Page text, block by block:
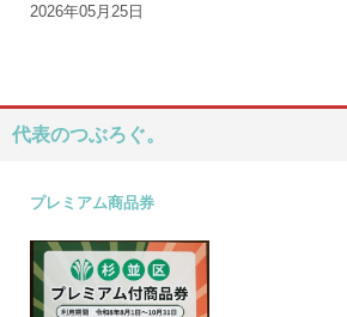
2026年05月25日
代表のつぶろぐ。
プレミアム商品券